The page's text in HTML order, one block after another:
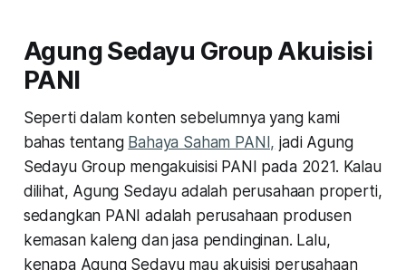
Agung Sedayu Group Akuisisi
PANI
Seperti dalam konten sebelumnya yang kami
bahas tentang Bahaya Saham PANI, jadi Agung
Sedayu Group mengakuisisi PANI pada 2021. Kalau
dilihat, Agung Sedayu adalah perusahaan properti,
sedangkan PANI adalah perusahaan produsen
kemasan kaleng dan jasa pendinginan. Lalu,
kenapa Agung Sedayu mau akuisisi perusahaan